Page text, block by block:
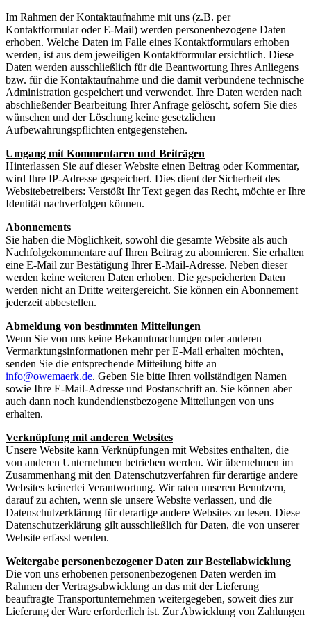
Im Rahmen der Kontaktaufnahme mit uns (z.B. per
Kontaktformular oder E-Mail) werden personenbezogene Daten
erhoben. Welche Daten im Falle eines Kontaktformulars erhoben
werden, ist aus dem jeweiligen Kontaktformular ersichtlich. Diese
Daten werden ausschließlich für die Beantwortung Ihres Anliegens
bzw. für die Kontaktaufnahme und die damit verbundene technische
Administration gespeichert und verwendet. Ihre Daten werden nach
abschließender Bearbeitung Ihrer Anfrage gelöscht, sofern Sie dies
wünschen und der Löschung keine gesetzlichen
Aufbewahrungspflichten entgegenstehen.
Umgang mit Kommentaren und Beiträgen
Hinterlassen Sie auf dieser Website einen Beitrag oder Kommentar,
wird Ihre IP-Adresse gespeichert. Dies dient der Sicherheit des
Websitebetreibers: Verstößt Ihr Text gegen das Recht, möchte er Ihre
Identität nachverfolgen können.
Abonnements
Sie haben die Möglichkeit, sowohl die gesamte Website als auch
Nachfolgekommentare auf Ihren Beitrag zu abonnieren. Sie erhalten
eine E-Mail zur Bestätigung Ihrer E-Mail-Adresse. Neben dieser
werden keine weiteren Daten erhoben. Die gespeicherten Daten
werden nicht an Dritte weitergereicht. Sie können ein Abonnement
jederzeit abbestellen.
Abmeldung von bestimmten Mitteilungen
Wenn Sie von uns keine Bekanntmachungen oder anderen
Vermarktungsinformationen mehr per E-Mail erhalten möchten,
senden Sie die entsprechende Mitteilung bitte an
info@owemaerk.de. Geben Sie bitte Ihren vollständigen Namen
sowie Ihre E-Mail-Adresse und Postanschrift an. Sie können aber
auch dann noch kundendienstbezogene Mitteilungen von uns
erhalten.
Verknüpfung mit anderen Websites
Unsere Website kann Verknüpfungen mit Websites enthalten, die
von anderen Unternehmen betrieben werden. Wir übernehmen im
Zusammenhang mit den Datenschutzverfahren für derartige andere
Websites keinerlei Verantwortung. Wir raten unseren Benutzern,
darauf zu achten, wenn sie unsere Website verlassen, und die
Datenschutzerklärung für derartige andere Websites zu lesen. Diese
Datenschutzerklärung gilt ausschließlich für Daten, die von unserer
Website erfasst werden.
Weitergabe personenbezogener Daten zur Bestellabwicklung
Die von uns erhobenen personenbezogenen Daten werden im
Rahmen der Vertragsabwicklung an das mit der Lieferung
beauftragte Transportunternehmen weitergegeben, soweit dies zur
Lieferung der Ware erforderlich ist. Zur Abwicklung von Zahlungen